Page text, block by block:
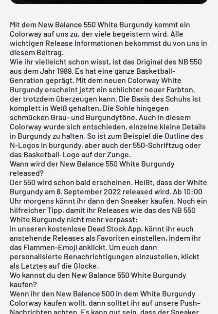
Mit dem New Balance 550 White Burgundy kommt ein
Colorway auf uns zu, der viele begeistern wird. Alle
wichtigen Release Informationen bekommst du von uns in
diesem Beitrag.
Wie ihr vielleicht schon wisst, ist das Original des NB 550
aus dem Jahr 1989. Es hat eine ganze Basketball-
Genration geprägt. Mit dem neuen Colorway White
Burgundy erscheint jetzt ein schlichter neuer Farbton,
der trotzdem überzeugen kann. Die Basis des Schuhs ist
komplett in Weiß gehalten. Die Sohle hingegen
schmücken Grau- und Burgundytöne. Auch in diesem
Colorway wurde sich entschieden, einzelne kleine Details
in Burgundy zu halten. So ist zum Beispiel die Outline des
N-Logos in burgundy, aber auch der 550-Schriftzug oder
das Basketball-Logo auf der Zunge.
Wann wird der New Balance 550 White Burgundy
released?
Der 550 wird schon bald erscheinen. Heißt, dass der White
Burgundy am 8. September 2022 released wird. Ab 10:00
Uhr morgens könnt ihr dann den Sneaker kaufen. Noch ein
hilfreicher Tipp, damit ihr Releases wie das des NB 550
White Burgundy nicht mehr verpasst:
In unseren kostenlose Dead Stock App, könnt ihr euch
anstehende Releases als Favoriten einstellen, indem ihr
das Flammen-Emoji anklickt. Um euch dann
personalisierte Benachrichtigungen einzustellen, klickt
als Letztes auf die Glocke.
Wo kannst du den New Balance 550 White Burgundy
kaufen?
Wenn ihr den New Balance 500 in dem White Burgundy
Colorway kaufen wollt, dann solltet ihr auf unsere Push-
Nachrichten achten. Es kann gut sein, dass der Sneaker